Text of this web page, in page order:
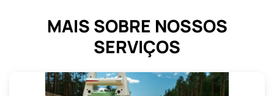
MAIS SOBRE NOSSOS
SERVIÇOS